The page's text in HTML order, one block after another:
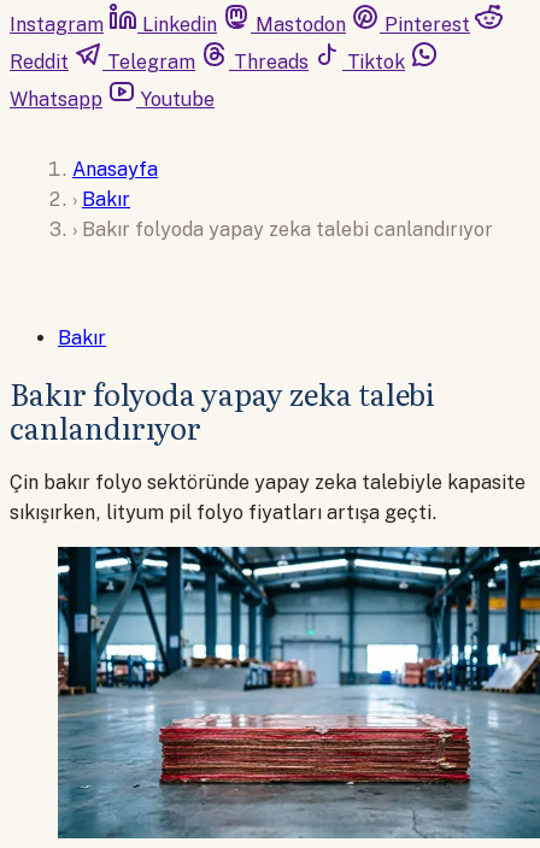
Instagram
Linkedin Mastodon
Pinterest
Reddit
Telegram Threads
Tiktok
Whatsapp
Youtube
Anasayfa
› Bakır
› Bakır folyoda yapay zeka talebi canlandırıyor
Bakır
Bakır folyoda yapay zeka talebi
canlandırıyor
Çin bakır folyo sektöründe yapay zeka talebiyle kapasite
sıkışırken, lityum pil folyo fiyatları artışa geçti.